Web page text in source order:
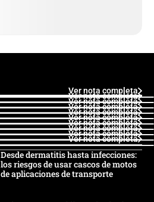
Ver nota completa
Ver nota completa
Ver nota completa
Ver nota completa
Ver nota completa
Ver nota completa
Ver nota completa
Ver nota completa
Ver nota completa
Ver nota completa
Desde dermatitis hasta infecciones:
los riesgos de usar cascos de motos
de aplicaciones de transporte